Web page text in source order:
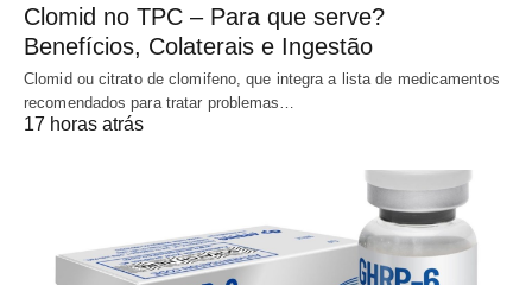
Clomid no TPC – Para que serve?
Benefícios, Colaterais e Ingestão
Clomid ou citrato de clomifeno, que integra a lista de medicamentos
recomendados para tratar problemas…
17 horas atrás